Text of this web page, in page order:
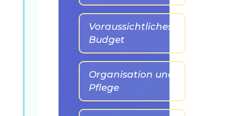
Voraussichtliches
Budget
Organisation und
Pflege